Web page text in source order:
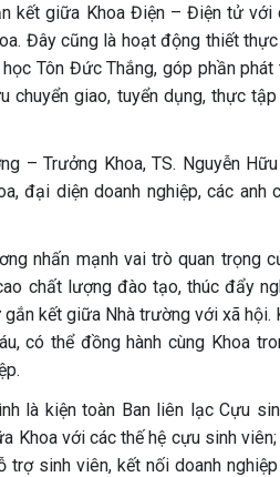
kết giữa Khoa Điện – Điện tử với
Đây cũng là hoạt động thiết
Tôn Đức Thắng, góp phần
giao, tuyển dụng, thực
– Trưởng Khoa, TS. Nguyễn
đại diện doanh nghiệp, các anh
nhấn mạnh vai trò quan trọng
chất lượng đào tạo, thúc đẩy
kết giữa Nhà trường với xã
có thể đồng hành cùng Khoa
là kiện toàn Ban liên lạc Cựu
Khoa với các thế hệ cựu sinh
sinh viên, kết nối doanh